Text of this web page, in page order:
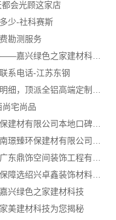
会光顾这家店
少-社科赛斯
勘测服务
同城知名室内设计团队高端——嘉兴绿色之家建材科技有限公司
系电话-江苏东钢
宅尚品
濮阳装修推荐，河南璟臻环保建材有限公司本地口碑保障
绍兴城区个性化装修质量有保障选绍兴卓鑫装饰材料有限公司
兴绿色之家建材科技
美建材科技为您揭秘